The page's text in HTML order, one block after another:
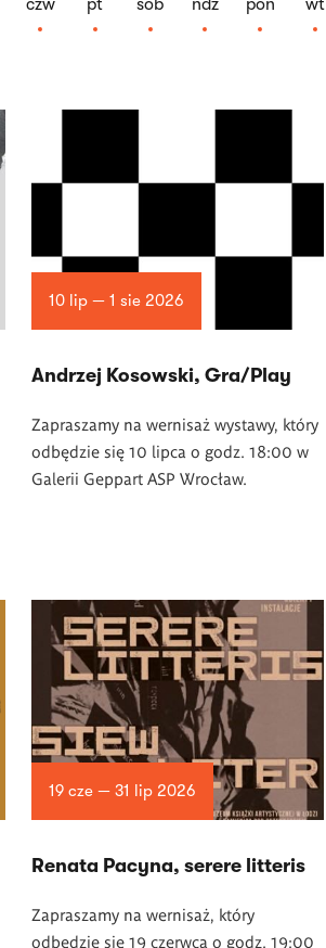
czw
pt
sob
ndz
pon
wt
10 lip — 1 sie 2026
Andrzej Kosowski, Gra/Play
Zapraszamy na wernisaż wystawy, który
odbędzie się 10 lipca o godz. 18:00 w
Galerii Geppart ASP Wrocław.
19 cze — 31 lip 2026
Renata Pacyna, serere litteris
Zapraszamy na wernisaż, który
odbędzie się 19 czerwca o godz. 19:00